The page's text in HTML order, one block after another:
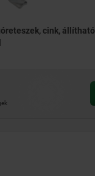
cink, állítható